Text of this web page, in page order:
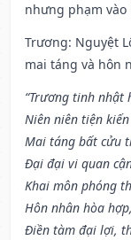
nhưng phạm vào
Trương: Nguyệt
mai táng và hôn
“Trương tinh nhật
Niên niên tiện
Mai táng bất cửu
Đại đại vi quan
Khai môn phóng
Hôn nhân hòa
Điền tàm đại lợi,